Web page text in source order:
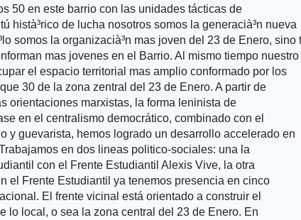
50 en este barrio con las unidades tácticas de
histà³rico de lucha nosotros somos la generacià³n nueva
somos la organizacià³n mas joven del 23 de Enero, sino
mas jovenes en el Barrio. Al mismo tiempo nuestro
el espacio territorial mas amplio conformado por los
30 de la zona zentral del 23 de Enero. A partir de
orientaciones marxistas, la forma leninista de
en el centralismo democrático, combinado con el
y guevarista, hemos logrado un desarrollo accelerado en
en dos lineas politico-sociales: una la
con el Frente Estudiantil Alexis Vive, la otra
el Frente Estudiantil ya tenemos presencia en cinco
El frente vicinal está orientado a construir el
lo local, o sea la zona central del 23 de Enero. En